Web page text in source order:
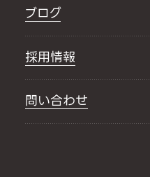
ブログ
採用情報
問い合わせ